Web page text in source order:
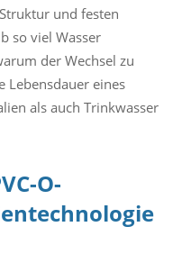
und festen
so viel Wasser
der Wechsel zu
Lebensdauer eines
als auch Trinkwasser
O-